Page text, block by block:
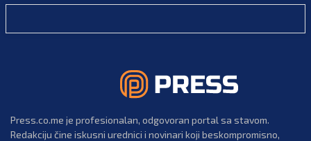
Press.co.me je profesionalan, odgovoran portal sa stavom.
Redakciju čine iskusni urednici i novinari koji beskompromisno,